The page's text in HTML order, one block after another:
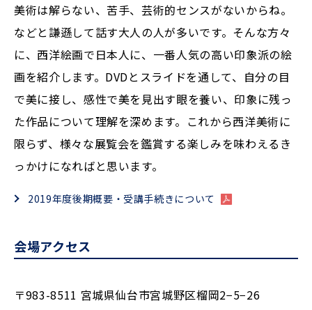
美術は解らない、苦手、芸術的センスがないからね。
などと謙遜して話す大人の人が多いです。そんな方々
に、西洋絵画で日本人に、一番人気の高い印象派の絵
画を紹介します。DVDとスライドを通して、自分の目
で美に接し、感性で美を見出す眼を養い、印象に残っ
た作品について理解を深めます。これから西洋美術に
限らず、様々な展覧会を鑑賞する楽しみを味わえるき
っかけになればと思います。
2019年度後期概要・受講手続きについて
会場アクセス
〒983-8511 宮城県仙台市宮城野区榴岡2−5−26